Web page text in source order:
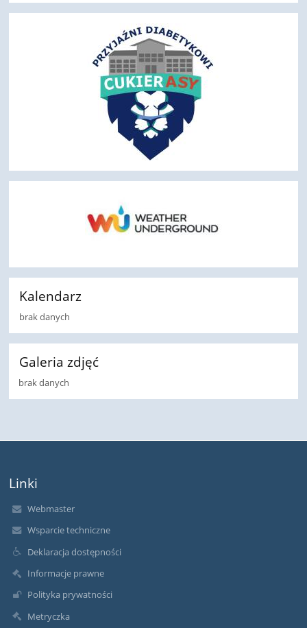
Kalendarz
brak danych
Galeria zdjęć
brak danych
Linki
Webmaster
Wsparcie techniczne
Deklaracja dostępności
Informacje prawne
Polityka prywatności
Metryczka